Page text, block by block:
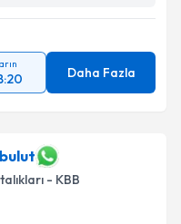
Daha Fazla
- KBB